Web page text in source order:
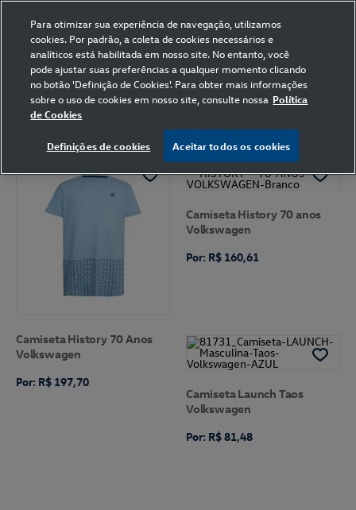
Home Volkswagen Vestuário Camiseta XGG 602
FILTRAR
Camiseta History 70 Anos
Volkswagen
Por: R$ 197,70
Camiseta History 70 anos
Volkswagen
Por: R$ 160,61
Camiseta Launch Taos
Volkswagen
Por: R$ 81,48
Para otimizar sua experiência de navegação, utilizamos
cookies. Por padrão, a coleta de cookies necessários e
analíticos está habilitada em nosso site. No entanto, você
pode ajustar suas preferências a qualquer momento clicando
no botão 'Definição de Cookies'. Para obter mais informações
sobre o uso de cookies em nosso site, consulte nossa Política
de Cookies
Definições de cookies Aceitar todos os cookies